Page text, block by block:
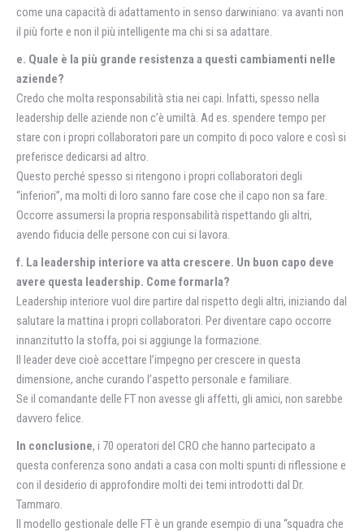
come una capacità di adattamento in senso darwiniano: va avanti non
il più forte e non il più intelligente ma chi si sa adattare.
e. Quale è la più grande resistenza a questi cambiamenti nelle
aziende?
Credo che molta responsabilità stia nei capi. Infatti, spesso nella
leadership delle aziende non c’è umiltà. Ad es. spendere tempo per
stare con i propri collaboratori pare un compito di poco valore e così si
preferisce dedicarsi ad altro.
Questo perché spesso si ritengono i propri collaboratori degli
“inferiori”, ma molti di loro sanno fare cose che il capo non sa fare.
Occorre assumersi la propria responsabilità rispettando gli altri,
avendo fiducia delle persone con cui si lavora.
f. La leadership interiore va atta crescere. Un buon capo deve
avere questa leadership. Come formarla?
Leadership interiore vuol dire partire dal rispetto degli altri, iniziando dal
salutare la mattina i propri collaboratori. Per diventare capo occorre
innanzitutto la stoffa, poi si aggiunge la formazione.
Il leader deve cioè accettare l’impegno per crescere in questa
dimensione, anche curando l’aspetto personale e familiare.
Se il comandante delle FT non avesse gli affetti, gli amici, non sarebbe
davvero felice.
In conclusione, i 70 operatori del CRO che hanno partecipato a
questa conferenza sono andati a casa con molti spunti di riflessione e
con il desiderio di approfondire molti dei temi introdotti dal Dr.
Tammaro.
Il modello gestionale delle FT è un grande esempio di una “squadra che